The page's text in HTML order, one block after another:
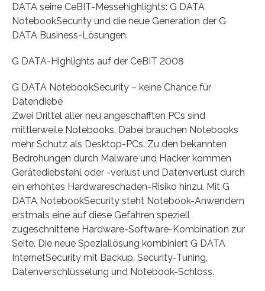
DATA seine CeBIT-Messehighlights: G DATA
NotebookSecurity und die neue Generation der G
DATA Business-Lösungen.
G DATA-Highlights auf der CeBIT 2008
G DATA NotebookSecurity – keine Chance für
Datendiebe
Zwei Drittel aller neu angeschafften PCs sind
mittlerweile Notebooks. Dabei brauchen Notebooks
mehr Schutz als Desktop-PCs. Zu den bekannten
Bedrohungen durch Malware und Hacker kommen
Gerätediebstahl oder -verlust und Datenverlust durch
ein erhöhtes Hardwareschaden-Risiko hinzu. Mit G
DATA NotebookSecurity steht Notebook-Anwendern
erstmals eine auf diese Gefahren speziell
zugeschnittene Hardware-Software-Kombination zur
Seite. Die neue Speziallösung kombiniert G DATA
InternetSecurity mit Backup, Security-Tuning,
Datenverschlüsselung und Notebook-Schloss.